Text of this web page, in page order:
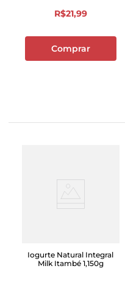
R$21,99
Comprar
Iogurte Natural Integral
Milk Itambé 1,150g